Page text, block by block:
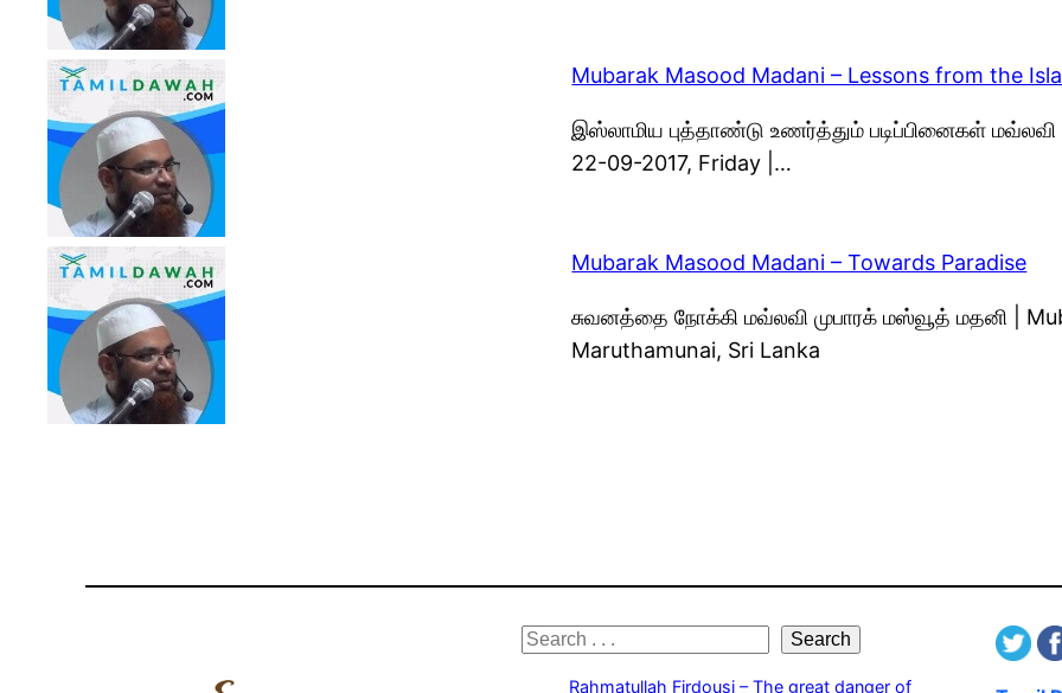
Mubarak Masood Madani – Lessons from the
இஸ்லாமிய புத்தாண்டு உணர்த்தும் படிப்பினைகள்
22-09-2017, Friday |…
Mubarak Masood Madani – Towards Paradise
சுவனத்தை நோக்கி மவ்லவி முபாரக் மஸ்வூத் மதனி |
Maruthamunai, Sri Lanka
S
Search
Rahmatullah Firdousi – The great danger of